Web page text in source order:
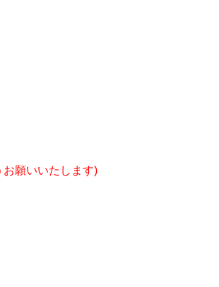
願いいたします)